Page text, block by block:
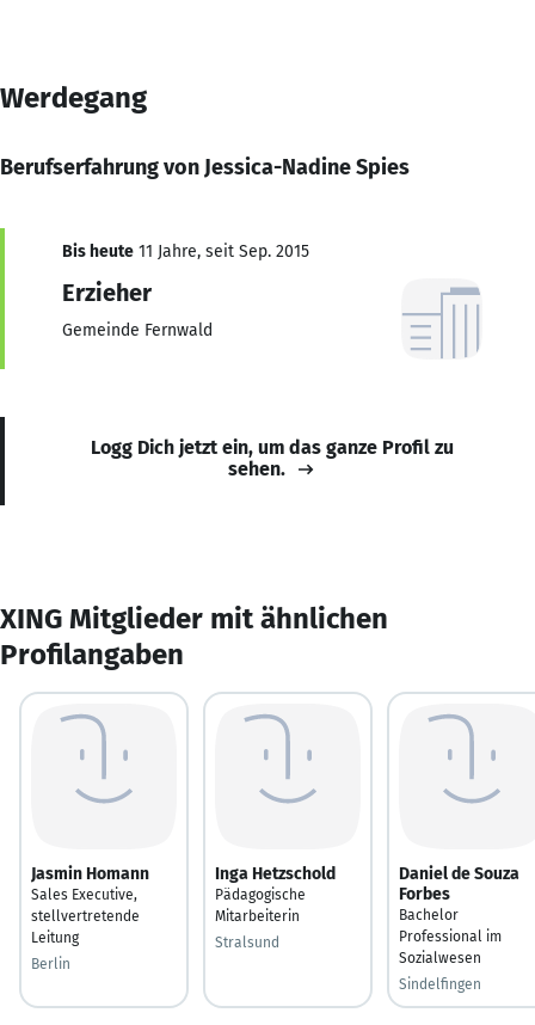
Werdegang
Berufserfahrung von Jessica-Nadine Spies
Bis heute 11 Jahre, seit Sep. 2015
Erzieher
Gemeinde Fernwald
Logg Dich jetzt ein, um das ganze Profil zu
sehen.
XING Mitglieder mit ähnlichen
Profilangaben
Jasmin Homann
Sales Executive,
stellvertretende
Leitung
Berlin
Inga Hetzschold
Pädagogische
Mitarbeiterin
Stralsund
Daniel de Souza
Forbes
Bachelor
Professional im
Sozialwesen
Sindelfingen